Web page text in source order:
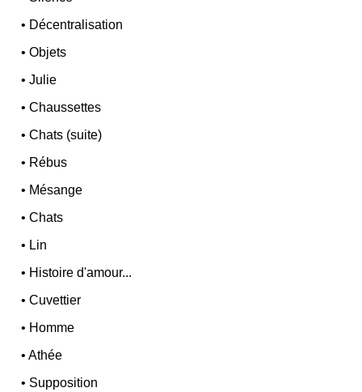
• Décentralisation
•Objets
•Julie
•Chaussettes
•Chats (suite)
• Rébus
• Mésange
•Chats
• Lin
• Histoire d'amour...
•Cuvettier
• Homme
•Athée
• Supposition